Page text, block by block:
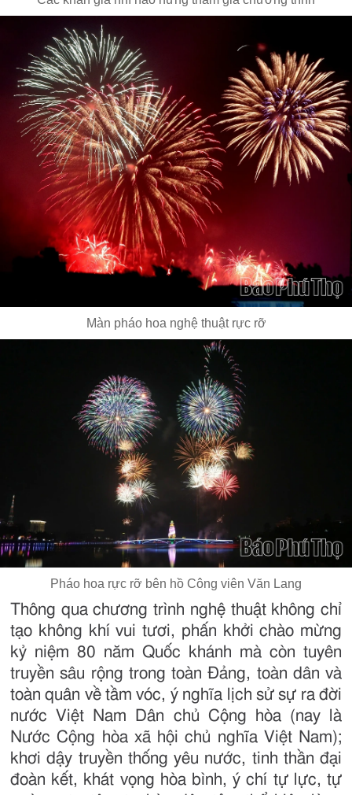
Màn pháo hoa nghệ thuật rực rỡ
Pháo hoa rực rỡ bên hồ Công viên Văn Lang
Thông qua chương trình nghệ thuật không chỉ
tạo không khí vui tươi, phấn khởi chào mừng
kỷ niệm 80 năm Quốc khánh mà còn tuyên
truyền sâu rộng trong toàn Đảng, toàn dân và
toàn quân về tầm vóc, ý nghĩa lịch sử sự ra đời
nước Việt Nam Dân chủ Cộng hòa (nay là
Nước Cộng hòa xã hội chủ nghĩa Việt Nam);
khơi dậy truyền thống yêu nước, tinh thần đại
đoàn kết, khát vọng hòa bình, ý chí tự lực, tự